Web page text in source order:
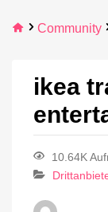
Community
ikea
10.64K